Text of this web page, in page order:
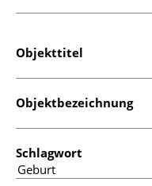
Objekttitel
Objektbezeichnung
Schlagwort